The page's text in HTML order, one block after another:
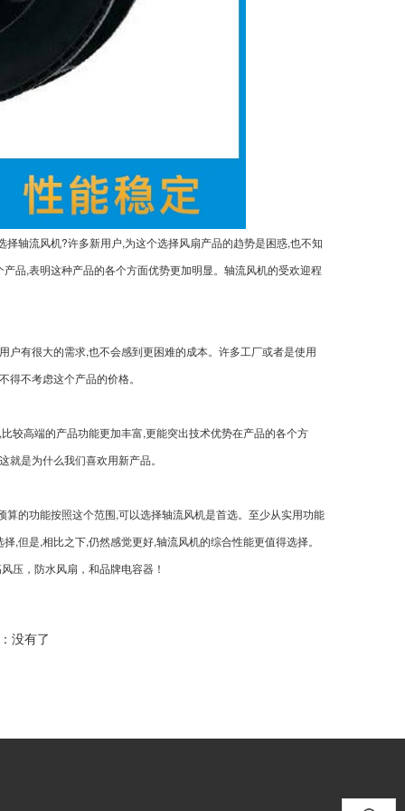
轴流风机?许多新用户,为这个选择风扇产品的趋势是困惑,也不知
品,表明这种产品的各个方面优势更加明显。轴流风机的受欢迎程
有很大的需求,也不会感到更困难的成本。许多工厂或者是使用
不考虑这个产品的价格。
较高端的产品功能更加丰富,更能突出技术优势在产品的各个方
是为什么我们喜欢用新产品。
的功能按照这个范围,可以选择轴流风机是首选。至少从实用功能
,但是,相比之下,仍然感觉更好,轴流风机的综合性能更值得选择。
压，防水风扇，和品牌电容器！
没有了